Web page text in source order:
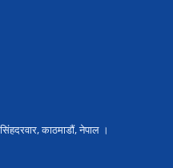
काठमाडौं, नेपाल ।